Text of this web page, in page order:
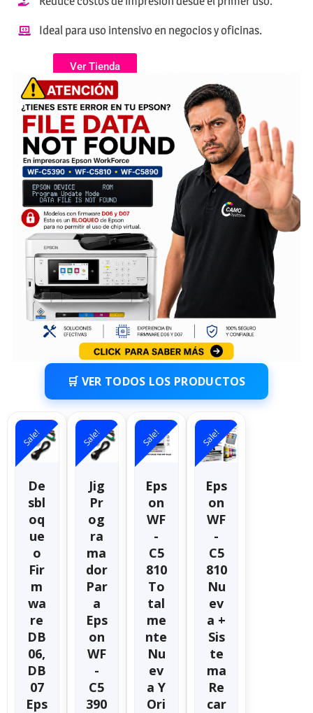
Ideal para uso intensivo en negocios y oficinas.
Ver Tienda
🛒 VER TODOS LOS PRODUCTOS
Sale!
De
Sbl
Oq
Ue
O
Fir
M
Wa
Re
DB
06,
DB
07
Eps
Sale!
Jig
Pr
Og
Ra
Ma
Dor
Par
A
Eps
On
WF
-
C5
390
Sale!
Eps
On
WF
-
C5
810
To
Tal
Me
Nte
Nu
Ev
A Y
Ori
Sale!
Eps
On
WF
-
C5
810
Nu
Ev
A +
Sis
Te
Ma
Re
Car